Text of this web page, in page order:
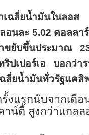
เฉลี่ยน้ำมันในลอ
อนละ 5.02 ดอลลา
ขยับขึ้นประมาณ
ริปเปอร์เอ บอกว่า
ลี่ยน้ำมันทั่วรัฐแคลิ
งแรกนับจากเดื
าน์ตี้ สูงกว่าแกล